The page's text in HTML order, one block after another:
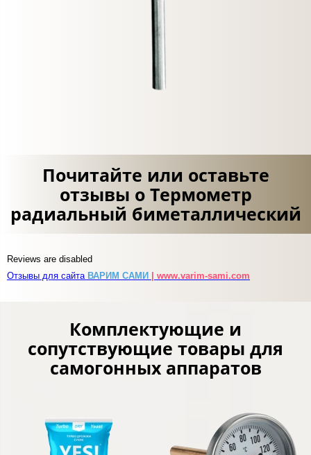
Почитайте или оставьте
отзывы о Термометр
радиальный биметаллический
Reviews are disabled
Отзывы для сайта ВАРИМ САМИ | www.varim-sami.com
Комплектующие и
сопутствующие товары для
самогонных аппаратов